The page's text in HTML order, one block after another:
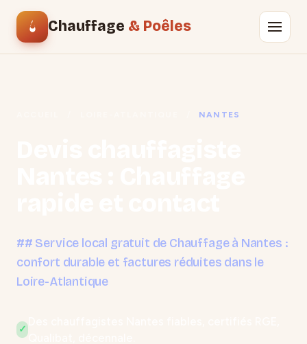
Chauffage & Poêles
NANTES
## Service local gratuit de Chauffage à Nantes :
confort durable et factures réduites dans le
Loire-Atlantique
✓